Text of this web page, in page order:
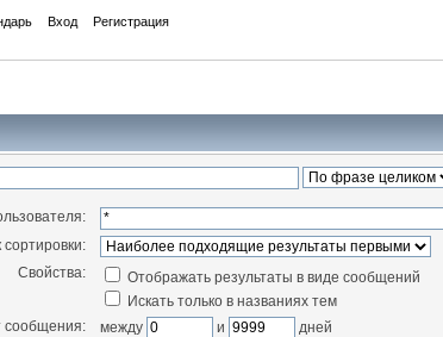
Вход Регистрация
Свойства:
Отображать результаты в виде сообщений
Искать только в названиях тем
сообщения:
между и
дней